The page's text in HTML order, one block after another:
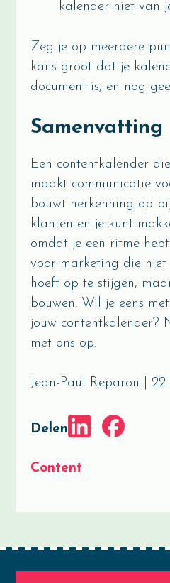
kalender niet van
Zeg je op meerdere
kans groot dat je
document is, en nog
Samenvatting
Een contentkalender
maakt communicatie
bouwt herkenning op
klanten en je kunt
omdat je een ritme
voor marketing die niet
hoeft op te stijgen,
bouwen. Wil je eens
jouw contentkalender?
met ons op.
Jean-Paul Reparon |
Delen
Content